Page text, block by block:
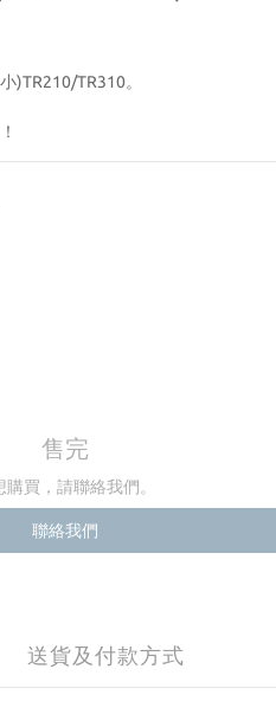
)TR210/TR310。
售完
購買，請聯絡我們。
聯絡我們
送貨及付款方式